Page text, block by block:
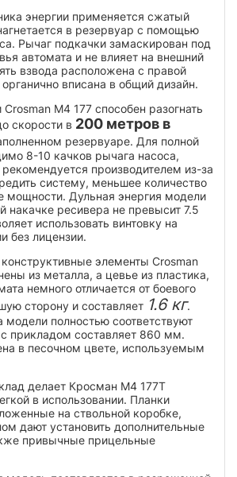
энергии применяется сжатый
в резервуар с помощью
Рычаг подкачки замаскирован под
автомата и не влияет на внешний
взвода расположена с правой
вписана в общий дизайн.
M4 177 способен разогнать
скорости в 200 метров в
резервуаре. Для полной
8-10 качков рычага насоса,
производителем из-за
систему, меньшее количество
мощности. Дульная энергия модели
накачке ресивера не превысит 7.5
использовать винтовку на
без лицензии.
элементы Crosman
из металла, а цевье из пластика,
немного отличается от боевого
сторону и составляет 1.6 кг.
полностью соответствуют
прикладом составляет 860 мм.
в песочном цвете, используемым
делает Кросман М4 177Т
в использовании. Планки
на ствольной коробке,
дают установить дополнительные
привычные прицельные